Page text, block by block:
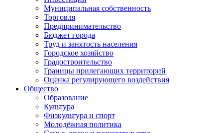
Муниципальная собственность
Торговля
Предпринимательство
Бюджет города
Труд и занятость населения
Городское хозяйство
Градостроительство
Границы прилегающих территорий
Оценка регулирующего воздействия
Общество
Образование
Культура
Физкультура и спорт
Молодёжная политика